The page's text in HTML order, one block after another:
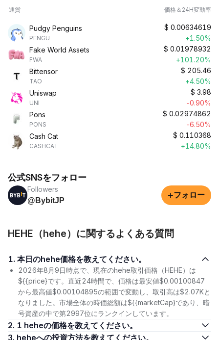
通貨 価格＆24H変動率
Pudgy Penguins
PENGU
$ 0.00634619
+1.50%
Fake World Assets
FWA
$ 0.01978932
+101.20%
Bittensor
TAO
$ 205.46
+4.50%
Uniswap
UNI
$ 3.98
-0.90%
Pons
PONS
$ 0.02974862
-6.50%
Cash Cat
CASHCAT
$ 0.110368
+14.80%
公式SNSをフォロー
Followers
@BybitJP
+フォロー
HEHE（hehe）に関するよくある質問
1. 本日のhehe価格を教えてください。
2026年8月9日時点で、現在のhehe取引価格（HEHE）は
${{price}です。直近24時間で、価格は最安値$0.00100847
から最高値$0.00104895の範囲で変動し、取引高は$2.07Kと
なりました。市場全体の時価総額は${{marketCap}であり、暗
号資産の中で第2997位にランクインしています。
2. 1 heheの価格を教えてください。
3. heheへの投資方法を教えてください。